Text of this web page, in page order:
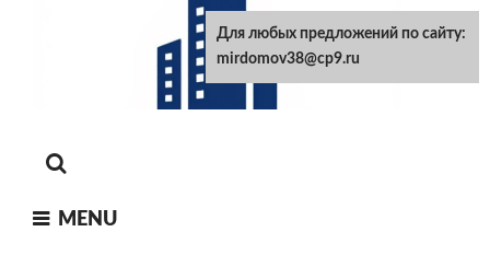
MENU
Для любых предложений по сайту:
mirdomov38@cp9.ru